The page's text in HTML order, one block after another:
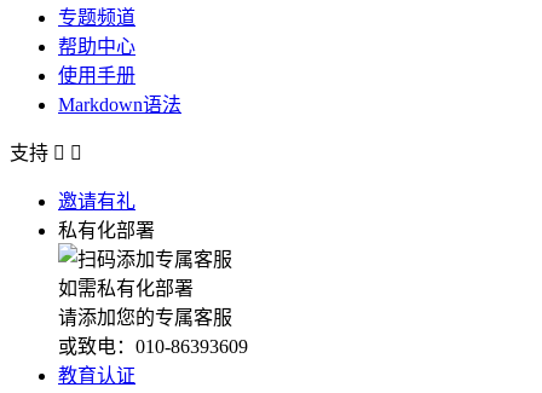
专题频道
帮助中心
使用手册
Markdown语法
支持  
邀请有礼
私有化部署
如需私有化部署
请添加您的专属客服
或致电：010-86393609
教育认证